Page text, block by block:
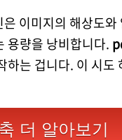
이미지의 해상도
용량을 낭비합니다.
는 겁니다. 이 시도
더 알아보기